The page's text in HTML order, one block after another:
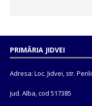
PRIMĂRIA JIDVEI
Adresa: Loc. Jidvei, str.
jud. Alba, cod 517385